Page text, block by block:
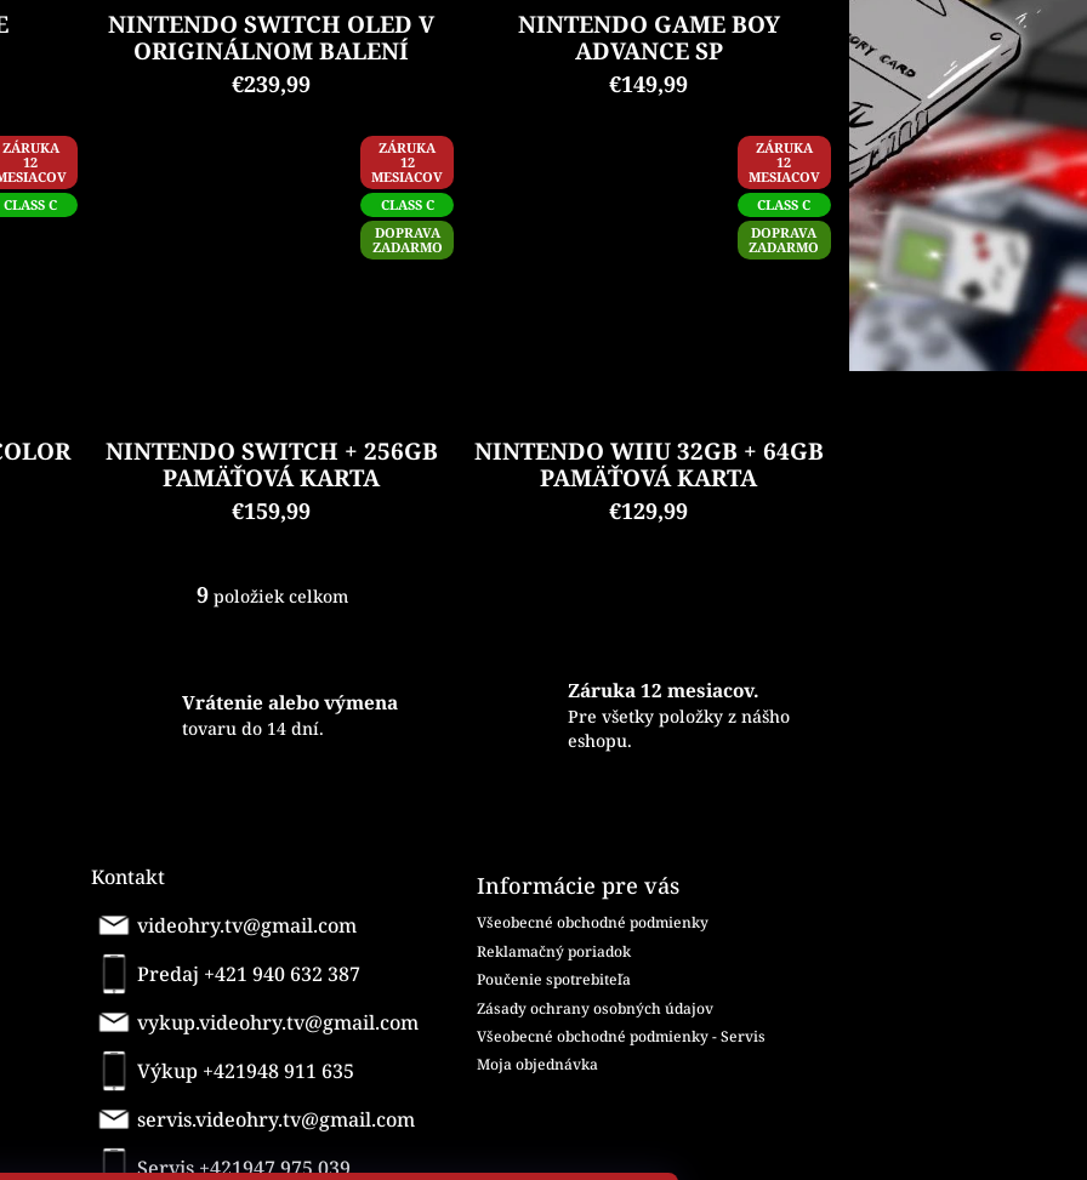
NINTENDO SWITCH OLED V
ORIGINÁLNOM BALENÍ
€239,99
NINTENDO GAME BOY
ADVANCE SP
€149,99
ZÁRUKA
12
CLASS C
ZÁRUKA
12
MESIACOV
CLASS C
DOPRAVA
ZADARMO
NINTENDO SWITCH + 256GB
PAMÄŤOVÁ KARTA
€159,99
ZÁRUKA
12
MESIACOV
CLASS C
DOPRAVA
ZADARMO
NINTENDO WIIU 32GB + 64GB
PAMÄŤOVÁ KARTA
€129,99
O
d
a
c
v
p
s
u
9položiek celkom
Vrátenie alebo výmena
tovaru do 14 dní.
Záruka 12 mesiacov.
Pre všetky položky z nášho
eshopu.
Kontakt
videohry.tv@gmail.com
Predaj +421 940 632 387
vykup.videohry.tv@gmail.com
Výkup +421948 911 635
servis.videohry.tv@gmail.com
Servis +421947 975 039
Informácie pre vás
Všeobecné obchodné podmienky
Reklamačný poriadok
Poučenie spotrebiteľa
Zásady ochrany osobných údajov
Všeobecné obchodné podmienky - Servis
Moja objednávka